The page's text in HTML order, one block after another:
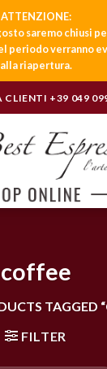
ATTENZIONE:
saremo chiusi
periodo verranno
alla riapertura.
CLIENTI +39 049
coffee
TAGGED
FILTER